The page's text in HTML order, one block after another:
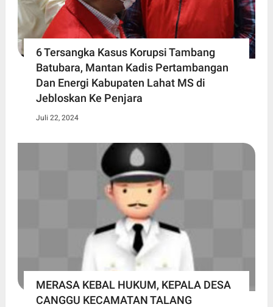
6 Tersangka Kasus Korupsi Tambang
Batubara, Mantan Kadis Pertambangan
Dan Energi Kabupaten Lahat MS di
Jebloskan Ke Penjara
Juli 22, 2024
MERASA KEBAL HUKUM, KEPALA DESA
CANGGU KECAMATAN TALANG